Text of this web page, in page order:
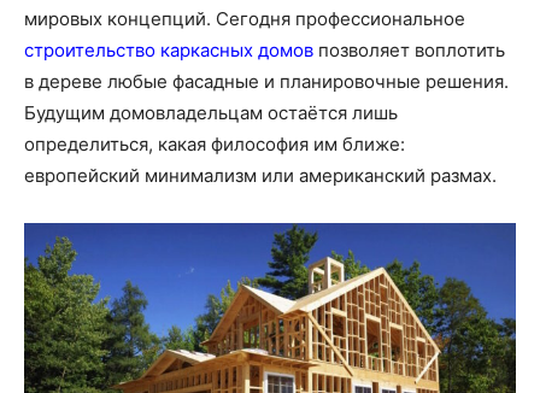
мировых концепций. Сегодня профессиональное
строительство каркасных домов позволяет воплотить
в дереве любые фасадные и планировочные решения.
Будущим домовладельцам остаётся лишь
определиться, какая философия им ближе:
европейский минимализм или американский размах.